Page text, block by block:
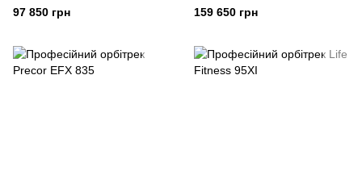
97 850 грн
Technogym Vario 700 Unity
159 650 грн